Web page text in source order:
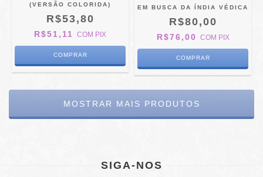
(VERSÃO COLORIDA)
R$53,80
R$51,11 COM PIX
EM BUSCA DA ÍNDIA VÉDICA
R$80,00
R$76,00 COM PIX
MOSTRAR MAIS PRODUTOS
SIGA-NOS